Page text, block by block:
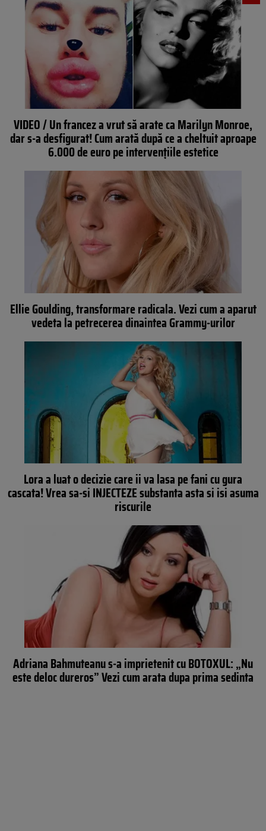
VIDEO / Un francez a vrut să arate ca Marilyn Monroe,
dar s-a desfigurat! Cum arată după ce a cheltuit aproape
6.000 de euro pe intervenţiile estetice
Ellie Goulding, transformare radicala. Vezi cum a aparut
vedeta la petrecerea dinaintea Grammy-urilor
Lora a luat o decizie care ii va lasa pe fani cu gura
cascata! Vrea sa-si INJECTEZE substanta asta si isi asuma
riscurile
Adriana Bahmuteanu s-a imprietenit cu BOTOXUL: „Nu
este deloc dureros” Vezi cum arata dupa prima sedinta